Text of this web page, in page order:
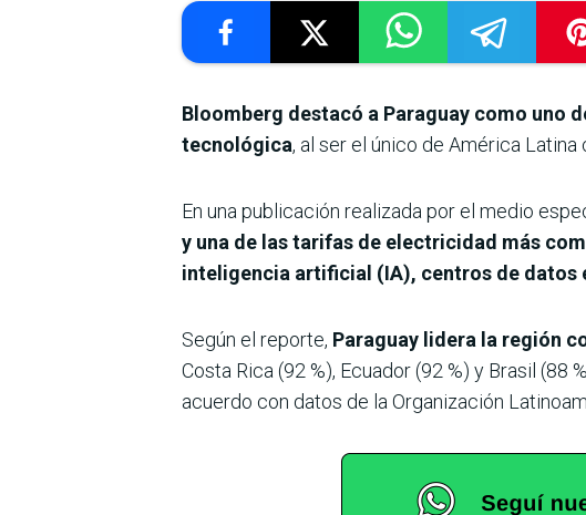
Bloomberg destacó a Paraguay como uno
tecnológica, al ser el único de América
En una publicación realizada por el medio
y una de las tarifas de electricidad más
inteligencia artificial (IA), centros de
Según el reporte, Paraguay lidera la región
Costa Rica (92 %), Ecuador (92 %) y Brasil
acuerdo con datos de la Organización